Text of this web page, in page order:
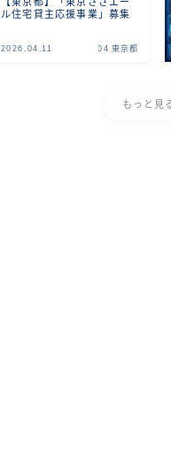
ル住宅貸主応援事業」募集
2026.04.11 04 東京都
もっと見